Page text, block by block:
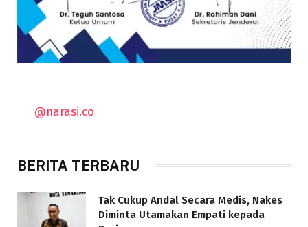
@narasi.co
BERITA TERBARU
Tak Cukup Andal Secara Medis, Nakes
Diminta Utamakan Empati kepada